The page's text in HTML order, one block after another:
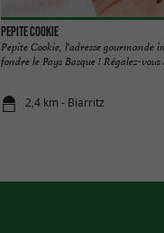
Pepite Cookie
Pepite Cookie, l'adresse gourmande
fondre le Pays Basque ! Régalez-vous
2,4 km - Biarritz